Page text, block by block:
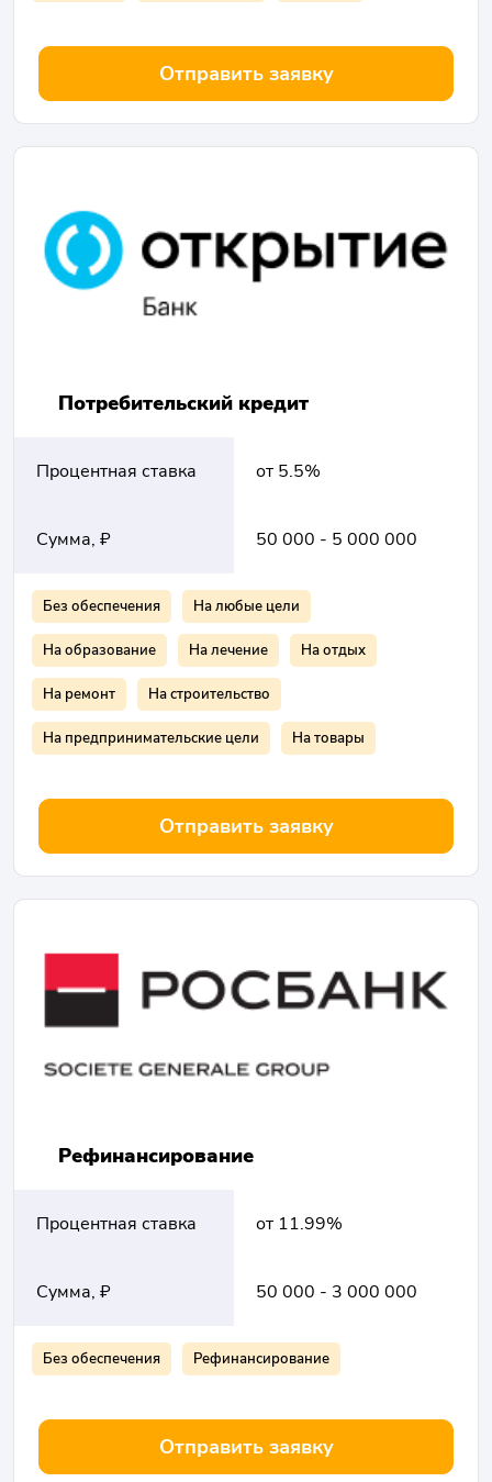
Отправить заявку
Потребительский кредит
Процентная ставка от 5.5%
Сумма, ₽ 50 000 - 5 000 000
Без обеспечения На любые цели
На образование На лечение На отдых
На ремонт На строительство
На предпринимательские цели На товары
Отправить заявку
Рефинансирование
Процентная ставка от 11.99%
Сумма, ₽ 50 000 - 3 000 000
Без обеспечения Рефинансирование
Отправить заявку